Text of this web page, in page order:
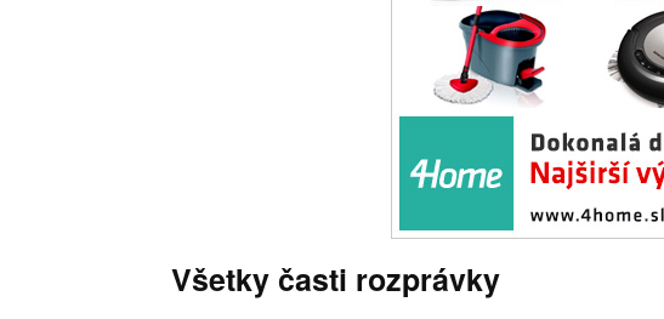
Všetky časti rozprávky